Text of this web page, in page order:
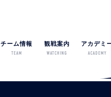
チーム情報
TEAM
観戦案内
WATCHING
アカデミ
ACADEMY